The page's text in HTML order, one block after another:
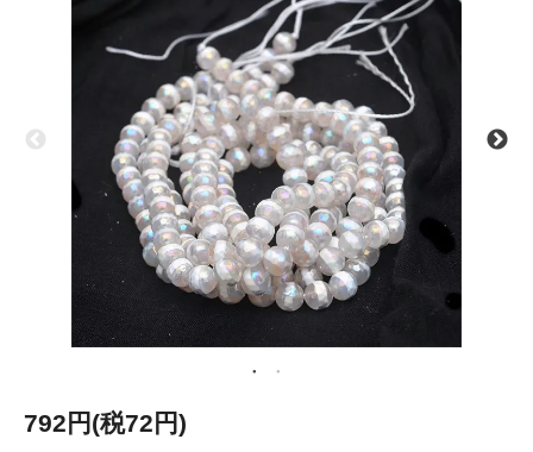
792円(税72円)